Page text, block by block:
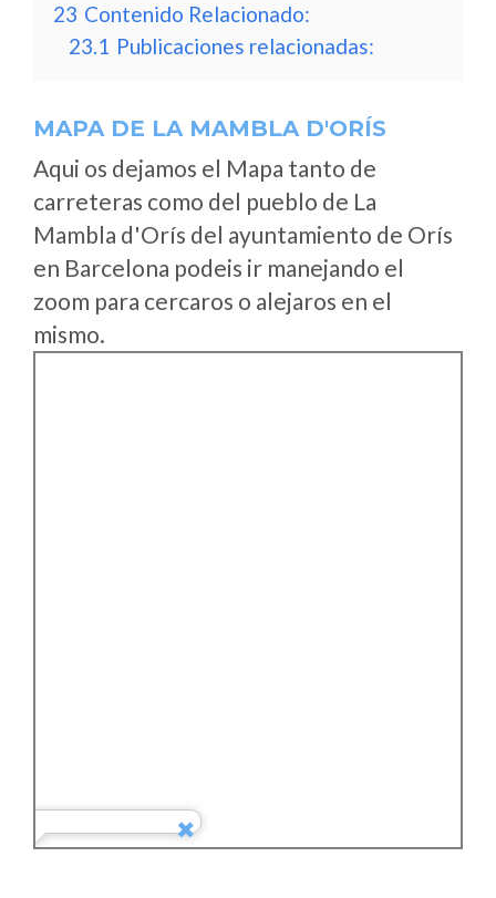
23 Contenido Relacionado:
23.1 Publicaciones relacionadas:
MAPA DE LA MAMBLA D'ORÍS
Aqui os dejamos el Mapa tanto de
carreteras como del pueblo de La
Mambla d'Orís del ayuntamiento de Orís
en Barcelona podeis ir manejando el
zoom para cercaros o alejaros en el
mismo.